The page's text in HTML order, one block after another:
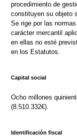
procedimiento de
constituyen su objeto
Se rige por las
carácter mercantil
en ellas no esté
en los Estatutos.
Capital social
Ocho millones
(8.510.332€).
Identificación fiscal